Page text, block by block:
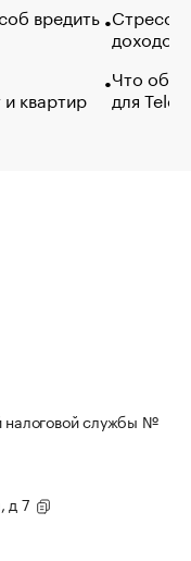
вредить
квартир
Стресс
доходов
Что
для
налоговой службы №
д 7